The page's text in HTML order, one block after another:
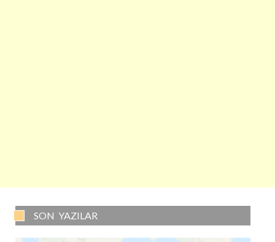
SON YAZILAR